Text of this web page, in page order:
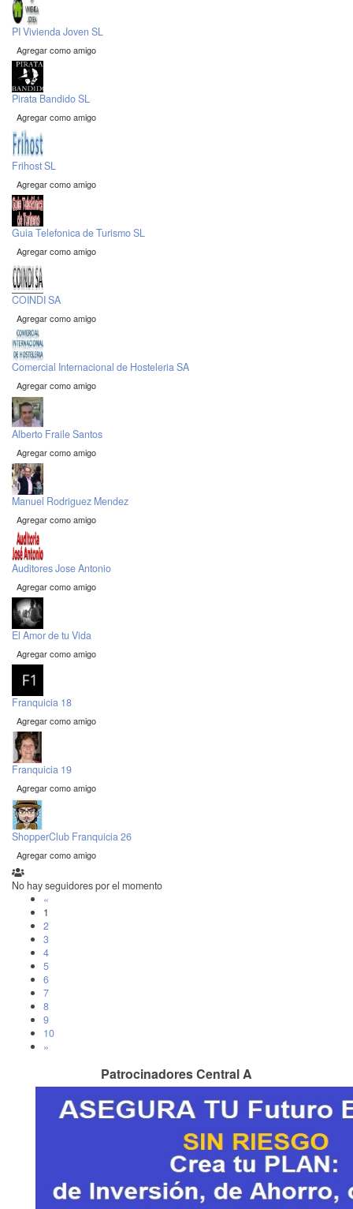
PI Vivienda Joven SL
Agregar como amigo
Pirata Bandido SL
Agregar como amigo
Frihost SL
Agregar como amigo
Guia Telefonica de Turismo SL
Agregar como amigo
COINDI SA
Agregar como amigo
Comercial Internacional de Hosteleria SA
Agregar como amigo
Alberto Fraile Santos
Agregar como amigo
Manuel Rodriguez Mendez
Agregar como amigo
Auditores Jose Antonio
Agregar como amigo
El Amor de tu Vida
Agregar como amigo
Franquicia 18
Agregar como amigo
Franquicia 19
Agregar como amigo
ShopperClub Franquicia 26
Agregar como amigo
No hay seguidores por el momento
«
1
2
3
4
5
6
7
8
9
10
»
Patrocinadores Central A